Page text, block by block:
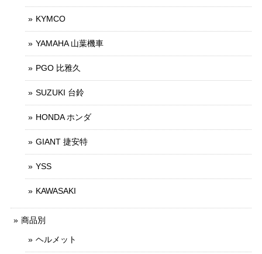
KYMCO
YAMAHA 山葉機車
PGO 比雅久
SUZUKI 台鈴
HONDA ホンダ
GIANT 捷安特
YSS
KAWASAKI
商品別
ヘルメット